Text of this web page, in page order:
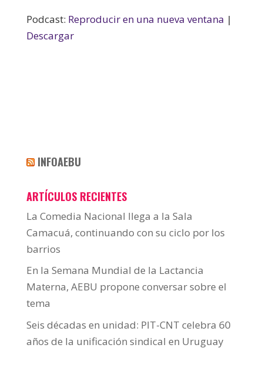
Podcast: Reproducir en una nueva ventana |
Descargar
INFOAEBU
ARTÍCULOS RECIENTES
La Comedia Nacional llega a la Sala
Camacuá, continuando con su ciclo por los
barrios
En la Semana Mundial de la Lactancia
Materna, AEBU propone conversar sobre el
tema
Seis décadas en unidad: PIT-CNT celebra 60
años de la unificación sindical en Uruguay